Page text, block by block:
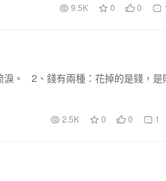
9.5K 0 0
淚。 2、錢有兩種：花掉的是錢，是
2.5K 0 0 1